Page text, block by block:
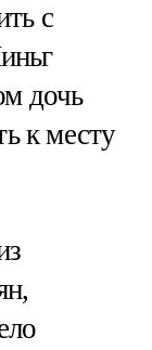
с
дочь
к месту